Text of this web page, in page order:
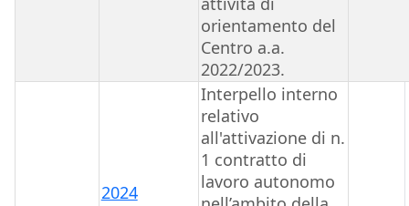
orientamento del
Centro a.a.
2022/2023.
2024
Interpello interno
relativo
all'attivazione di n.
1 contratto di
lavoro autonomo